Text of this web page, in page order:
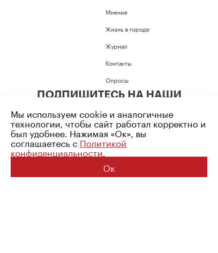
Мнение
Жизнь в городе
Журнал
Контакты
Опросы
ПОДПИШИТЕСЬ НА НАШИ
Возрастное ограничение: 16+
Политика конфиденциальности
© 2026 Все права защищены
Мы используем cookie и аналогичные
технологии, чтобы сайт работал корректно и
был удобнее. Нажимая «Ок», вы
соглашаетесь с Политикой
конфиденциальности.
Ок